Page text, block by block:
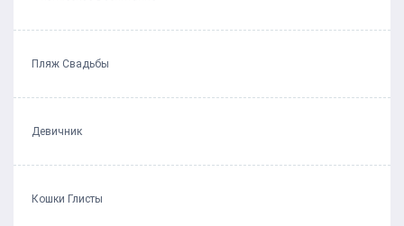
Пляж Свадьбы
Девичник
Кошки Глисты